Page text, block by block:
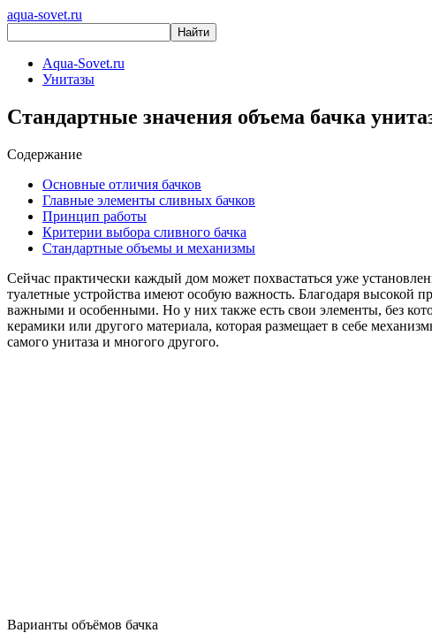
aqua-sovet.ru
Aqua-Sovet.ru
Унитазы
Стандартные значения объема бачка
Содержание
Основные отличия бачков
Главные элементы сливных бачков
Принцип работы
Критерии выбора сливного бачка
Стандартные объемы и механизмы
Сейчас практически каждый дом может похвастаться уже
туалетные устройства имеют особую важность. Благодаря высокой
важными и особенными. Но у них также есть свои элементы, без
керамики или другого материала, которая размещает в себе
самого унитаза и многого другого.
Варианты объёмов бачка